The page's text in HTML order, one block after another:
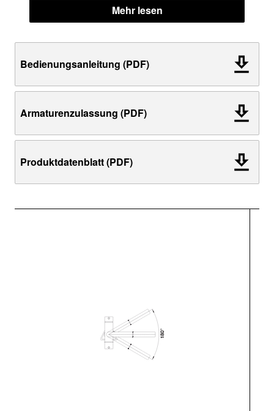
Mehr lesen
Bedienungsanleitung (PDF)
Armaturenzulassung (PDF)
Produktdatenblatt (PDF)